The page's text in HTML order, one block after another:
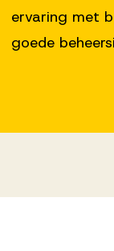
met